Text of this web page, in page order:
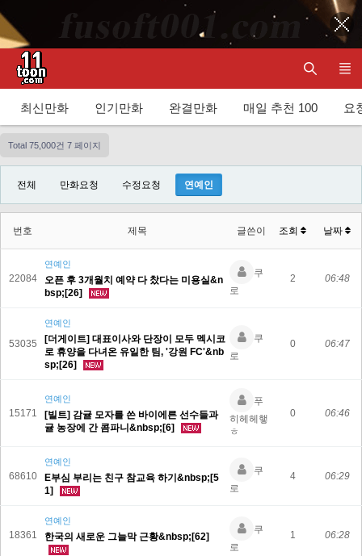
최신만화 인기만화 완결만화 매일 추천 100 요
Total 75,000건 7 페이지
전체 만화요청 수정요청 연예인
번호 제목 글쓴이 조회 날짜
22084
연예인
오픈 후 3개월치 예약 다 찼다는 미용실&n
bsp;[26]
쿠
로
2 06:48
53035
연예인
[더게이트] 대표이사와 단장이 모두 멕시코
로 휴양을 다녀온 유일한 팀, '강원 FC'&nb
sp;[26]
쿠
로
0 06:47
15171
연예인
[빌트] 감귤 모자를 쓴 바이에른 선수들과
귤 농장에 간 콤파니&nbsp;[6]
푸
히헤헤햏
ㅎ
0 06:46
68610
연예인
E부심 부리는 친구 참교육 하기&nbsp;[5
1]
쿠
로
4 06:29
18361
연예인
한국의 새로운 그늘막 근황&nbsp;[62]
쿠
로
1 06:28